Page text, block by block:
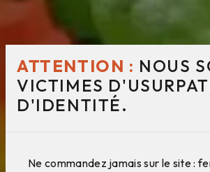
ATTENTION : NOUS
VICTIMES
D'IDENTITÉ.
Ne commandez jamais sur le site :